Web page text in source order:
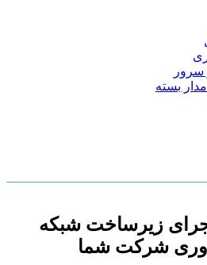
بسته
زیرساخت شبکه
شرکت شما